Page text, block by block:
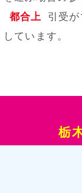
都合上 引受
しています。
栃